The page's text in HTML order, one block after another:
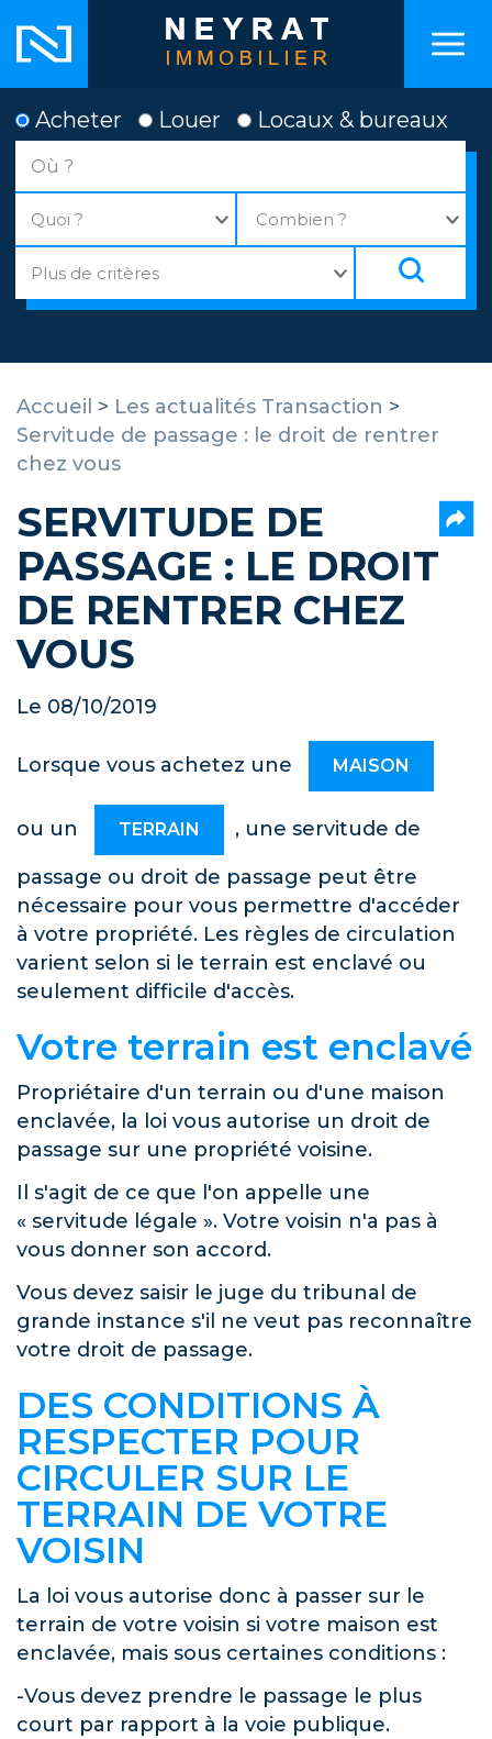
Acheter Louer Locaux & bureaux
Accueil > Les actualités Transaction >
Servitude de passage : le droit de rentrer
chez vous
SERVITUDE DE
PASSAGE : LE DROIT
DE RENTRER CHEZ
VOUS
Le 08/10/2019
Lorsque vous achetez une MAISON
ou un TERRAIN , une servitude de
passage ou droit de passage peut être
nécessaire pour vous permettre d'accéder
à votre propriété. Les règles de circulation
varient selon si le terrain est enclavé ou
seulement difficile d'accès.
Votre terrain est enclavé
Propriétaire d'un terrain ou d'une maison
enclavée, la loi vous autorise un droit de
passage sur une propriété voisine.
Il s'agit de ce que l'on appelle une
« servitude légale ». Votre voisin n'a pas à
vous donner son accord.
Vous devez saisir le juge du tribunal de
grande instance s'il ne veut pas reconnaître
votre droit de passage.
DES CONDITIONS À
RESPECTER POUR
CIRCULER SUR LE
TERRAIN DE VOTRE
VOISIN
La loi vous autorise donc à passer sur le
terrain de votre voisin si votre maison est
enclavée, mais sous certaines conditions :
-Vous devez prendre le passage le plus
court par rapport à la voie publique.